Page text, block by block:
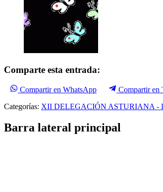
Comparte esta entrada:
Compartir en WhatsApp Compartir en
Categorías: XII DELEGACIÓN ASTURIANA -
Barra lateral principal